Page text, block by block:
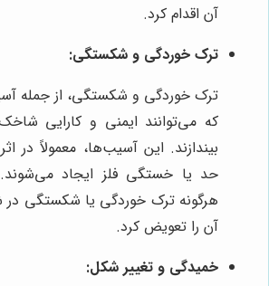
آن اقدام کرد.
ترک خوردگی و شکستگی:
ترک خوردگی و شکستگی، از جمله
که می‌توانند ایمنی و کارایی
بیندازند. این آسیب‌ها، معمولاً در
حد یا خستگی فلز ایجاد
هرگونه ترک خوردگی یا شکستگی در
آن را تعویض کرد.
خمیدگی و تغییر شکل: